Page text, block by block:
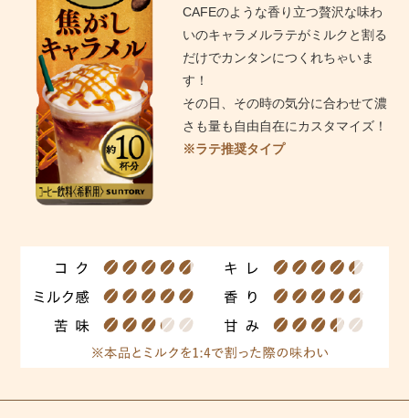
CAFEのような香り立つ贅沢な味わ
いのキャラメルラテがミルクと割る
だけでカンタンにつくれちゃいま
す！
その日、その時の気分に合わせて濃
さも量も自由自在にカスタマイズ！
※ラテ推奨タイプ